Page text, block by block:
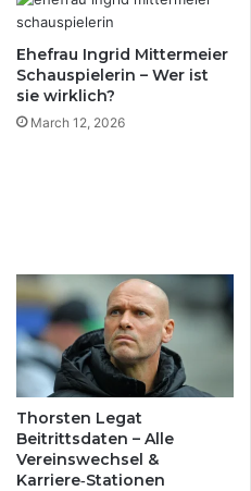
Ehefrau Ingrid Mittermeier
Schauspielerin – Wer ist
sie wirklich?
March 12, 2026
Thorsten Legat
Beitrittsdaten – Alle
Vereinswechsel &
Karriere‑Stationen